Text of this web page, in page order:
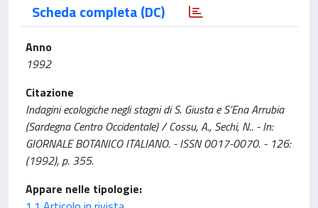
Scheda completa (DC)
Anno
1992
Citazione
Indagini ecologiche negli stagni di S. Giusta e S’Ena Arrubia
(Sardegna Centro Occidentale) / Cossu, A., Sechi, N.. - In:
GIORNALE BOTANICO ITALIANO. - ISSN 0017-0070. - 126:
(1992), p. 355.
Appare nelle tipologie: